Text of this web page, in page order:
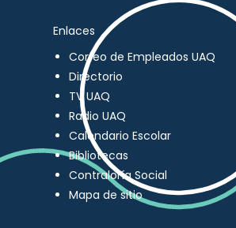
Enlaces
Correo de Empleados UAQ
Directorio
TV UAQ
Radio UAQ
Calendario Escolar
Bibliotecas
Contraloría Social
Mapa de sitio